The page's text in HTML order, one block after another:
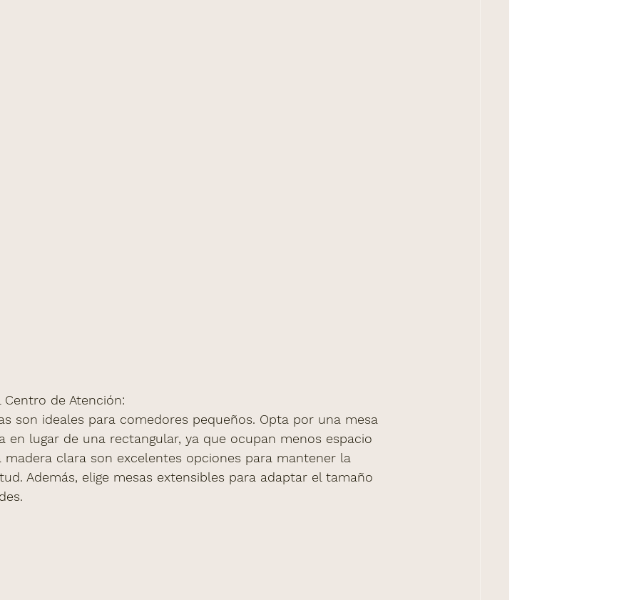
Centro de Atención:
son ideales para comedores pequeños. Opta por una mesa
en lugar de una rectangular, ya que ocupan menos espacio
madera clara son excelentes opciones para mantener la
Además, elige mesas extensibles para adaptar el tamaño